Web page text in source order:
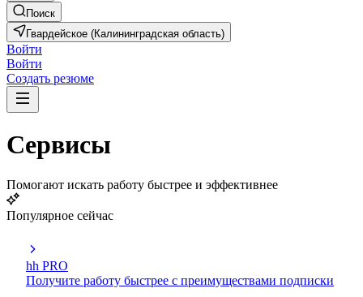
Поиск
Гвардейское (Калининградская область)
Войти
Войти
Создать резюме
Сервисы
Помогают искать работу быстрее и эффективнее
Популярное сейчас
hh PRO
Получите работу быстрее с преимуществами подписки